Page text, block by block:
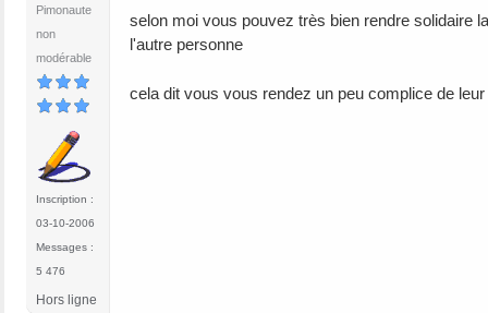
Pimonaute
non
modérable
Inscription :
03-10-2006
Messages :
5 476
selon moi vous pouvez très bien rendre solidaire
l'autre personne
cela dit vous vous rendez un peu complice de
Hors ligne